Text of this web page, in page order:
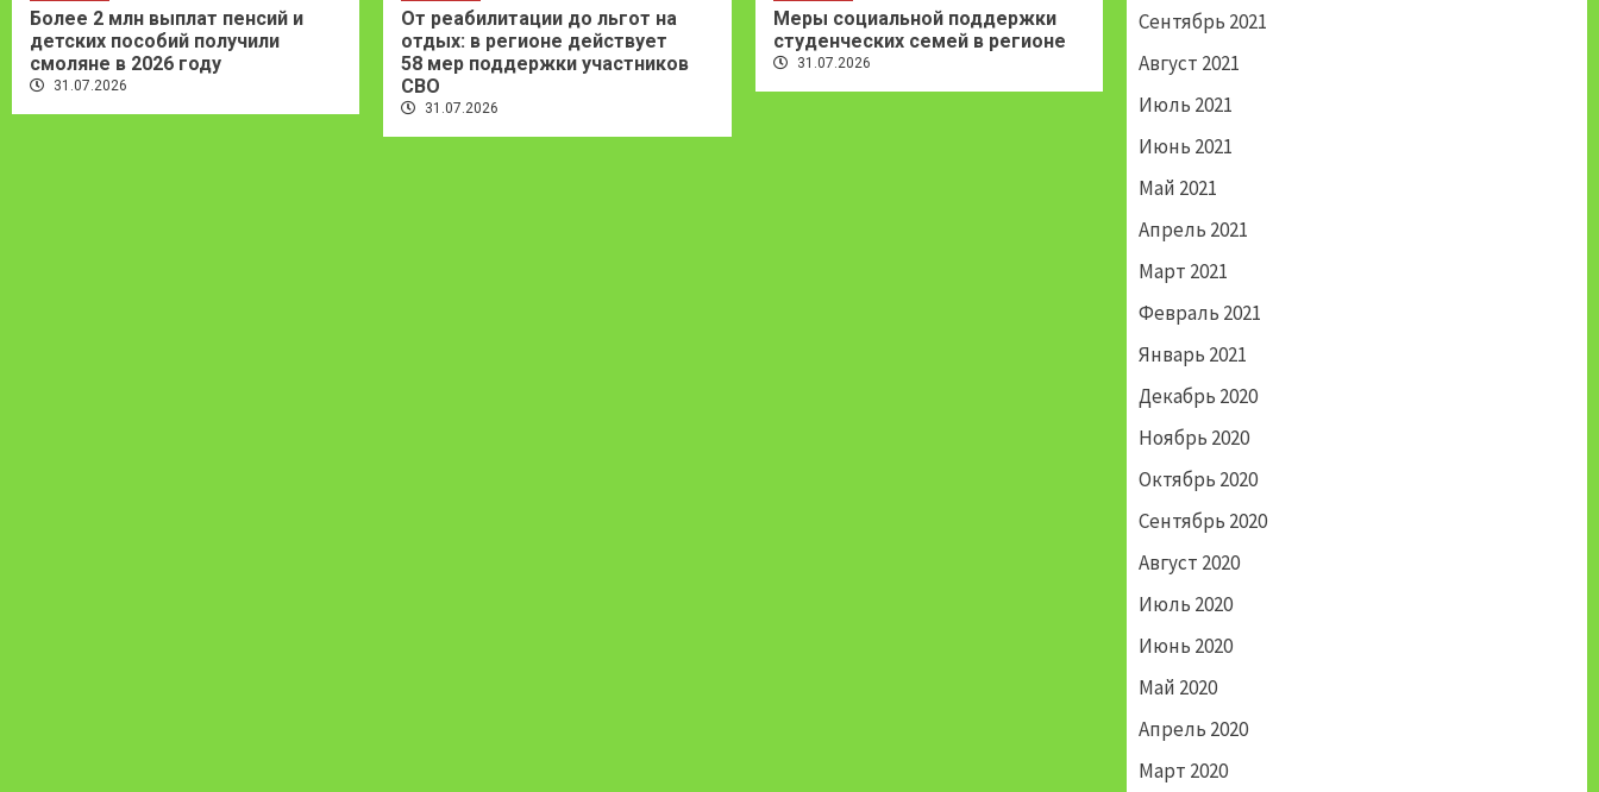
Более 2 млн выплат пенсий и
детских пособий получили
смоляне в 2026 году
31.07.2026
От реабилитации до льгот на
отдых: в регионе действует
58 мер поддержки участников
СВО
31.07.2026
Меры социальной поддержки
студенческих семей в регионе
31.07.2026
Сентябрь 2021
Август 2021
Июль 2021
Июнь 2021
Май 2021
Апрель 2021
Март 2021
Февраль 2021
Январь 2021
Декабрь 2020
Ноябрь 2020
Октябрь 2020
Сентябрь 2020
Август 2020
Июль 2020
Июнь 2020
Май 2020
Апрель 2020
Март 2020